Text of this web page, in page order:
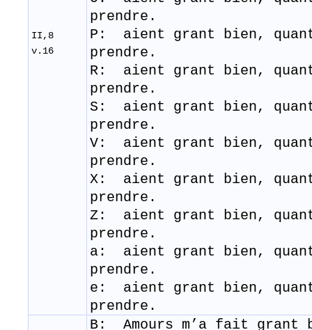
II,8
v.16
prendre.
P: aient grant bien,
prendre.
R: aient grant bien,
prendre.
S: aient grant bien,
prendre.
V: aient grant bien,
prendre.
X: aient grant bien,
prendre.
Z: aient grant bien,
prendre.
a: aient grant bien,
prendre.
e: aient grant bien,
prendre.
B: Amours m’a fait grant